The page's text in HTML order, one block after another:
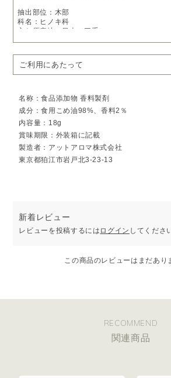
抽出部位：木部
科名：ヒノキ科
主な原産地：日本（三重）
じる和の香り。
やさしく落ち着いた香りが広がり、お料理や
おすすめのペアリング例
白ごま入り塩おにぎり
だし巻き卵
カルボナーラ
ティラミス
フレーバリングの楽しみ方
植物の豊かな香りが高濃度に凝縮されています
for food｜お料理の仕上げやお菓子作りに
お料理に使いやすいオイル処方です。
お料理の仕上げや、調理の途中に加えてご使
ご利用にあたって
名称：食品添加物 香料製剤
成分：食用こめ油98%、香料2％
内容量：18g
賞味期限：外装箱に記載
製造者：アットアロマ株式会社
東京都狛江市岩戸北3-23-13
新着レビュー
レビューを投稿するには ログイン してくださ
この商品のレビューはまだあり
RECOMMEND
関連商品